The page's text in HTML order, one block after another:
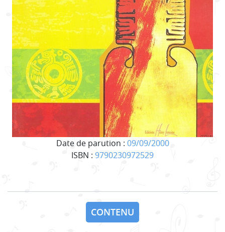
Date de parution : 09/09/2000
ISBN : 9790230972529
CONTENU